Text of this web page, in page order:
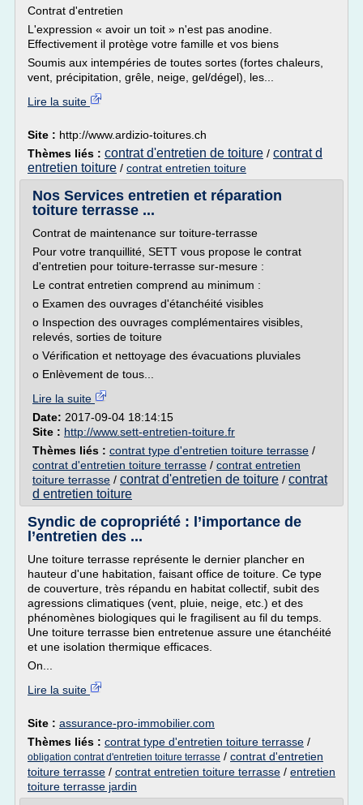
Contrat d'entretien
L'expression « avoir un toit » n'est pas anodine.
Effectivement il protège votre famille et vos biens
Soumis aux intempéries de toutes sortes (fortes chaleurs,
vent, précipitation, grêle, neige, gel/dégel), les...
Lire la suite
Site : http://www.ardizio-toitures.ch
Thèmes liés : contrat d'entretien de toiture / contrat d
entretien toiture / contrat entretien toiture
Nos Services entretien et réparation
toiture terrasse ...
Contrat de maintenance sur toiture-terrasse
Pour votre tranquillité, SETT vous propose le contrat
d'entretien pour toiture-terrasse sur-mesure :
Le contrat entretien comprend au minimum :
o Examen des ouvrages d'étanchéité visibles
o Inspection des ouvrages complémentaires visibles,
relevés, sorties de toiture
o Vérification et nettoyage des évacuations pluviales
o Enlèvement de tous...
Lire la suite
Date: 2017-09-04 18:14:15
Site : http://www.sett-entretien-toiture.fr
Thèmes liés : contrat type d'entretien toiture terrasse /
contrat d'entretien toiture terrasse / contrat entretien
toiture terrasse / contrat d'entretien de toiture / contrat
d entretien toiture
Syndic de copropriété : l’importance de
l’entretien des ...
Une toiture terrasse représente le dernier plancher en
hauteur d'une habitation, faisant office de toiture. Ce type
de couverture, très répandu en habitat collectif, subit des
agressions climatiques (vent, pluie, neige, etc.) et des
phénomènes biologiques qui le fragilisent au fil du temps.
Une toiture terrasse bien entretenue assure une étanchéité
et une isolation thermique efficaces.
On...
Lire la suite
Site : assurance-pro-immobilier.com
Thèmes liés : contrat type d'entretien toiture terrasse /
obligation contrat d'entretien toiture terrasse / contrat d'entretien
toiture terrasse / contrat entretien toiture terrasse / entretien
toiture terrasse jardin